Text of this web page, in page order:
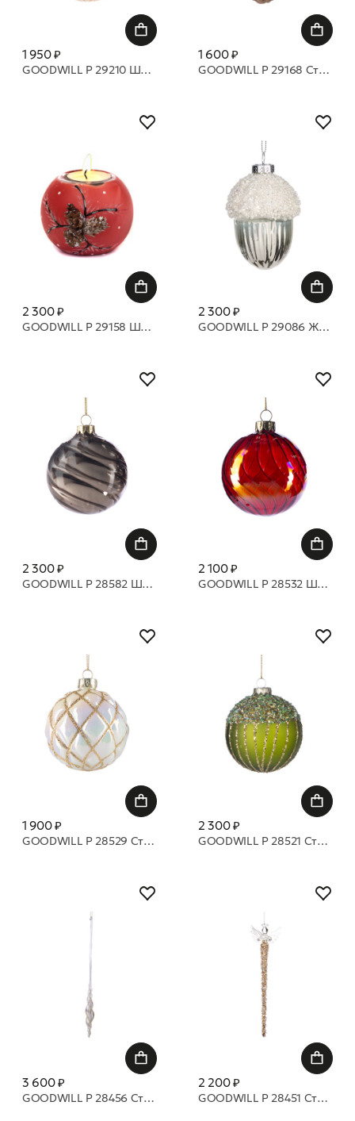
1 950 ₽
GOODWILL P 29210 Шар с драгоценным кольцом 8 см
1 600 ₽
GOODWILL P 29168 Стеклянная шишка 9 см
2 300 ₽
GOODWILL P 29158 Шар с объемной шишкой 8 см
2 300 ₽
GOODWILL P 29086 Желудь с верхушкой из бисера 9 см
2 300 ₽
GOODWILL P 28582 Шары с закрученными полосками 8 см
2 100 ₽
GOODWILL P 28532 Шары с закрученными полосками 8 см
1 900 ₽
GOODWILL P 28529 Стеклянный шар в 3д полоску 8 см
2 300 ₽
GOODWILL P 28521 Стеклянный шар в полоску, покрытый блестками 8 см
3 600 ₽
GOODWILL P 28456 Стеклянная закрученная фигура 30 см
2 200 ₽
GOODWILL P 28451 Стеклянные ангельские сосульки 20 см